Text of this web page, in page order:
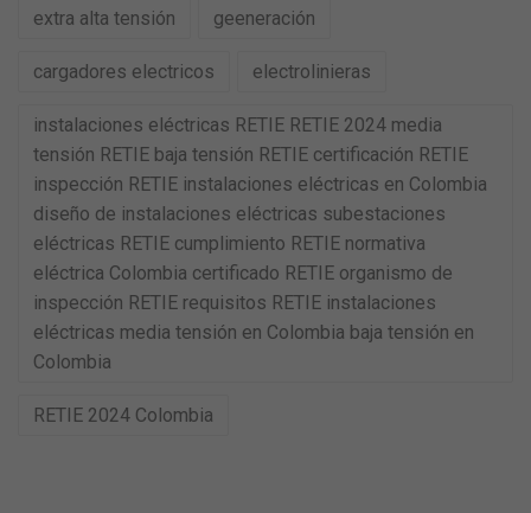
extra alta tensión geeneración
cargadores electricos electrolinieras
instalaciones eléctricas RETIE RETIE 2024 media
tensión RETIE baja tensión RETIE certificación RETIE
inspección RETIE instalaciones eléctricas en Colombia
diseño de instalaciones eléctricas subestaciones
eléctricas RETIE cumplimiento RETIE normativa
eléctrica Colombia certificado RETIE organismo de
inspección RETIE requisitos RETIE instalaciones
eléctricas media tensión en Colombia baja tensión en
Colombia
RETIE 2024 Colombia